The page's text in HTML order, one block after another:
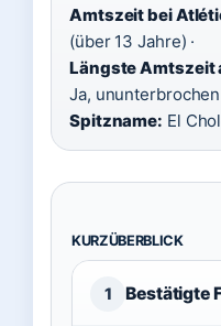
Amtszeit bei
(über 13 Jahre) ·
Längste Amtszeit
Ja, ununterbrochen
Spitzname: El
KURZÜBERBLICK
1 Bestätigte